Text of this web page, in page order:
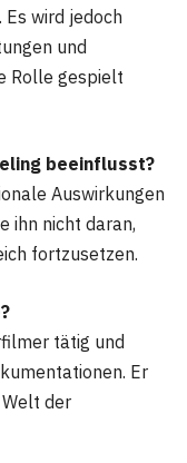
wird jedoch
und
Rolle gespielt
beeinflusst?
Auswirkungen
ihn nicht daran,
fortzusetzen.
tätig und
Er
der